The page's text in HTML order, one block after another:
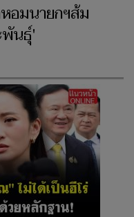
อมนายกฯส้ม
นธุ์'